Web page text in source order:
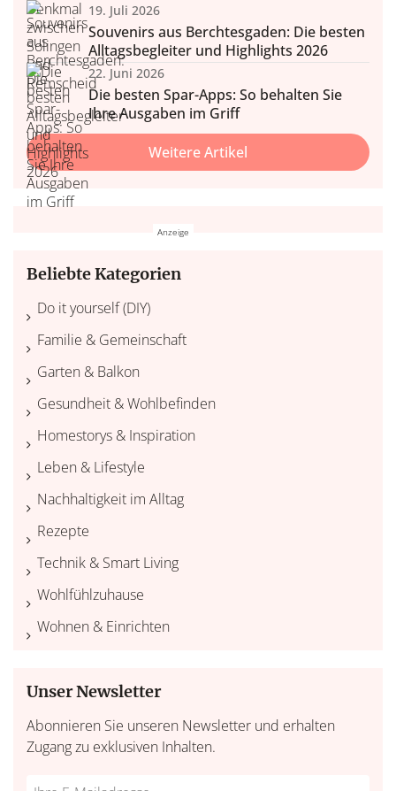
19. Juli 2026
Souvenirs aus Berchtesgaden: Die besten
Alltagsbegleiter und Highlights 2026
22. Juni 2026
Die besten Spar-Apps: So behalten Sie
Ihre Ausgaben im Griff
Weitere Artikel
Beliebte Kategorien
Do it yourself (DIY)
Familie & Gemeinschaft
Garten & Balkon
Gesundheit & Wohlbefinden
Homestorys & Inspiration
Leben & Lifestyle
Nachhaltigkeit im Alltag
Rezepte
Technik & Smart Living
Wohlfühlzuhause
Wohnen & Einrichten
Unser Newsletter
Abonnieren Sie unseren Newsletter und erhalten
Zugang zu exklusiven Inhalten.
Do
*Ihre